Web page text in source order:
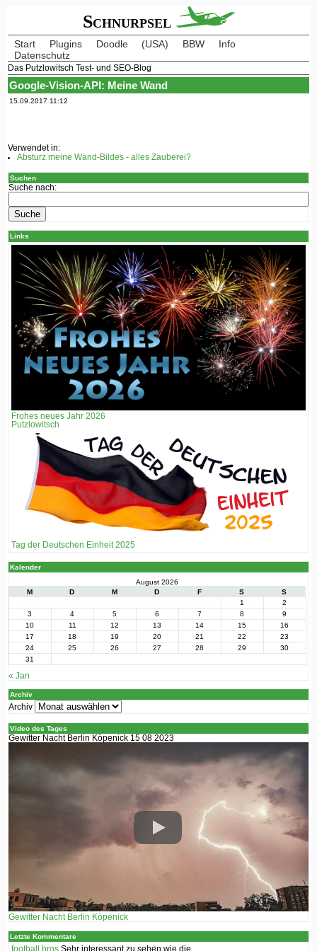
Schnurpsel
Start Plugins Doodle (USA) BBW
Info
Datenschutz
Das Putzlowitsch Test- und SEO-Blog
Google-Vision-API: Meine Wand
15.09.2017 11:12
Verwendet in:
Absturz meine Wand-Bildes - alles Zauberei?
Suchen
Suche nach:
Links
Frohes neues Jahr 2026
Putzlowitsch
Tag der Deutschen Einheit 2025
Kalender
August 2026
M
D M D F S
S
1
2
3
4 5 6 7 8
9
10
11 12 13 14 15
16
17
18 19 20 21 22
23
24
25 26 27 28 29
30
31
« Jan
Archiv
Archiv
Video des Tages
Gewitter Nacht Berlin Köpenick 15 08 2023
Gewitter Nacht Berlin Köpenick
Letzte Kommentare
football bros Sehr interessant zu sehen wie die ...